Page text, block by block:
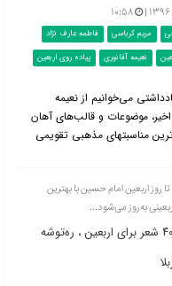
۱۰:۵۸
مریم کرباسی
فاطمه عارف نژاد
نعیمه آقانوری پیاده روی اربعین
می‌خوانیم از نعیمه
موضوعات و قالب‌های آ‌هان
مناسبتهای مذهبی تقویمی
روز اربعین امام حسین با بهترین
به‌روز می‌شود...
بیش از ۴۰ شعر برای اربعین ، ره‌توشه